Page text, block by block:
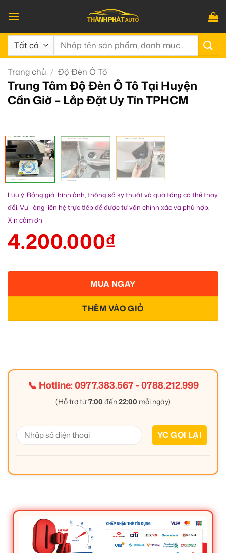
qua
nội
dung
Tìm
Trang chủ / Độ Đèn Ô Tô
Trung Tâm Độ Đèn Ô Tô Tại Huyện
Cần Giờ – Lắp Đặt Uy Tín TPHCM
Lưu ý: Bảng giá, hình ảnh, thông số kỹ thuật và quà tặng có thể thay
đổi. Vui lòng liên hệ trực tiếp để được tư vấn chính xác và phù hợp.
Xin cảm ơn
4.200.000₫
THÊM VÀO GIỎ
MUA NGAY
📞 Hotline:0977.383.567-0788.212.999
(Hỗ trợ từ7:00 đến22:00 mỗi ngày)